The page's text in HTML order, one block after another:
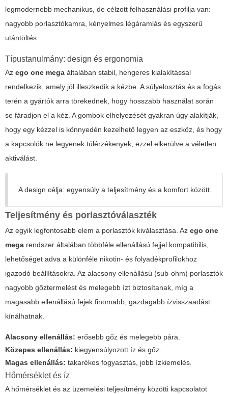
legmodernebb mechanikus, de célzott felhasználási profilja van:
nagyobb porlasztókamra, kényelmes légáramlás és egyszerű
utántöltés.
Típustanulmány: design és ergonomia
Az ego one mega általában stabil, hengeres kialakítással
rendelkezik, amely jól illeszkedik a kézbe. A súlyelosztás és a fogás
terén a gyártók arra törekednek, hogy hosszabb használat során
se fáradjon el a kéz. A gombok elhelyezését gyakran úgy alakítják,
hogy egy kézzel is könnyedén kezelhető legyen az eszköz, és hogy
a kapcsolók ne legyenek túlérzékenyek, ezzel elkerülve a véletlen
aktiválást.
A design célja: egyensúly a teljesítmény és a komfort között.
Teljesítmény és porlasztóválaszték
Az egyik legfontosabb elem a porlasztók kiválasztása. Az ego one
mega rendszer általában többféle ellenállású fejjel kompatibilis,
lehetőséget adva a különféle nikotin- és folyadékprofilokhoz
igazodó beállításokra. Az alacsony ellenállású (sub-ohm) porlasztók
nagyobb gőztermelést és melegebb ízt biztosítanak, míg a
magasabb ellenállású fejek finomabb, gazdagabb ízvisszaadást
kínálhatnak.
Alacsony ellenállás: erősebb gőz és melegebb pára.
Közepes ellenállás: kiegyensúlyozott íz és gőz.
Magas ellenállás: takarékos fogyasztás, jobb ízkiemelés.
Hőmérséklet és íz
A hőmérséklet és az üzemelési teljesítmény közötti kapcsolatot